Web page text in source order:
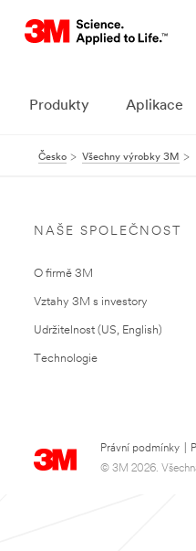
Produkty Aplikace
Česko Všechny výrobky 3M
NAŠE SPOLEČNOST
O firmě 3M
Vztahy 3M s investory
Udržitelnost (US, English)
Technologie
Právní podmínky
© 3M 2026.